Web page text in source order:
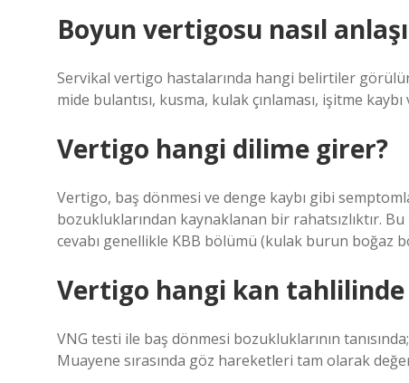
Boyun vertigosu nasıl
Servikal vertigo hastalarında hangi belirtiler
mide bulantısı, kusma, kulak çınlaması, işitme
Vertigo hangi dilime girer?
Vertigo, baş dönmesi ve denge kaybı gibi
bozukluklarından kaynaklanan bir rahatsızlıktır.
cevabı genellikle KBB bölümü (kulak burun boğaz
Vertigo hangi kan tahlilinde
VNG testi ile baş dönmesi bozukluklarının
Muayene sırasında göz hareketleri tam olarak